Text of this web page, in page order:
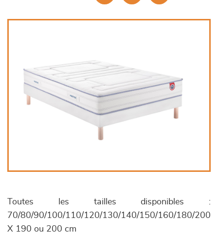
Toutes les tailles disponibles :
70/80/90/100/110/120/130/140/150/160/180/200
X 190 ou 200 cm